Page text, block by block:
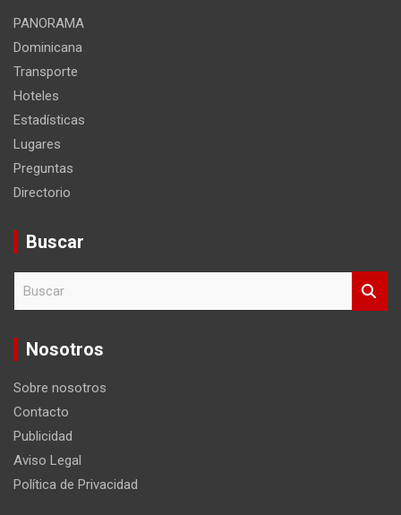
PANORAMA
Dominicana
Transporte
Hoteles
Estadísticas
Lugares
Preguntas
Directorio
Buscar
c
Nosotros
Sobre nosotros
Contacto
Publicidad
Aviso Legal
Política de Privacidad